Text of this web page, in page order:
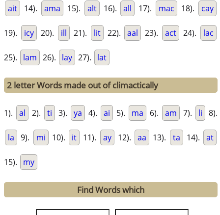
ait 14). ama 15). alt 16). all 17). mac 18). cay
19). icy 20). ill 21). lit 22). aal 23). act 24). lac
25). lam 26). lay 27). lat
2 letter Words made out of climactically
1). al 2). ti 3). ya 4). ai 5). ma 6). am 7). li 8).
la 9). mi 10). it 11). ay 12). aa 13). ta 14). at
15). my
Find Words which